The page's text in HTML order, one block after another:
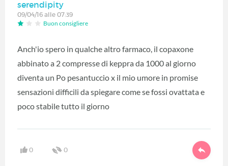
serendipity
09/04/16 alle 07:39
Buon consigliere
Anch'io spero in qualche altro farmaco, il copaxone
abbinato a 2 compresse di keppra da 1000 al giorno
diventa un Po pesantuccio x il mio umore in promise
sensazioni difficili da spiegare come se fossi ovattata e
poco stabile tutto il giorno
0 0